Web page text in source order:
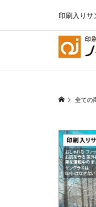
印刷入り
全ての